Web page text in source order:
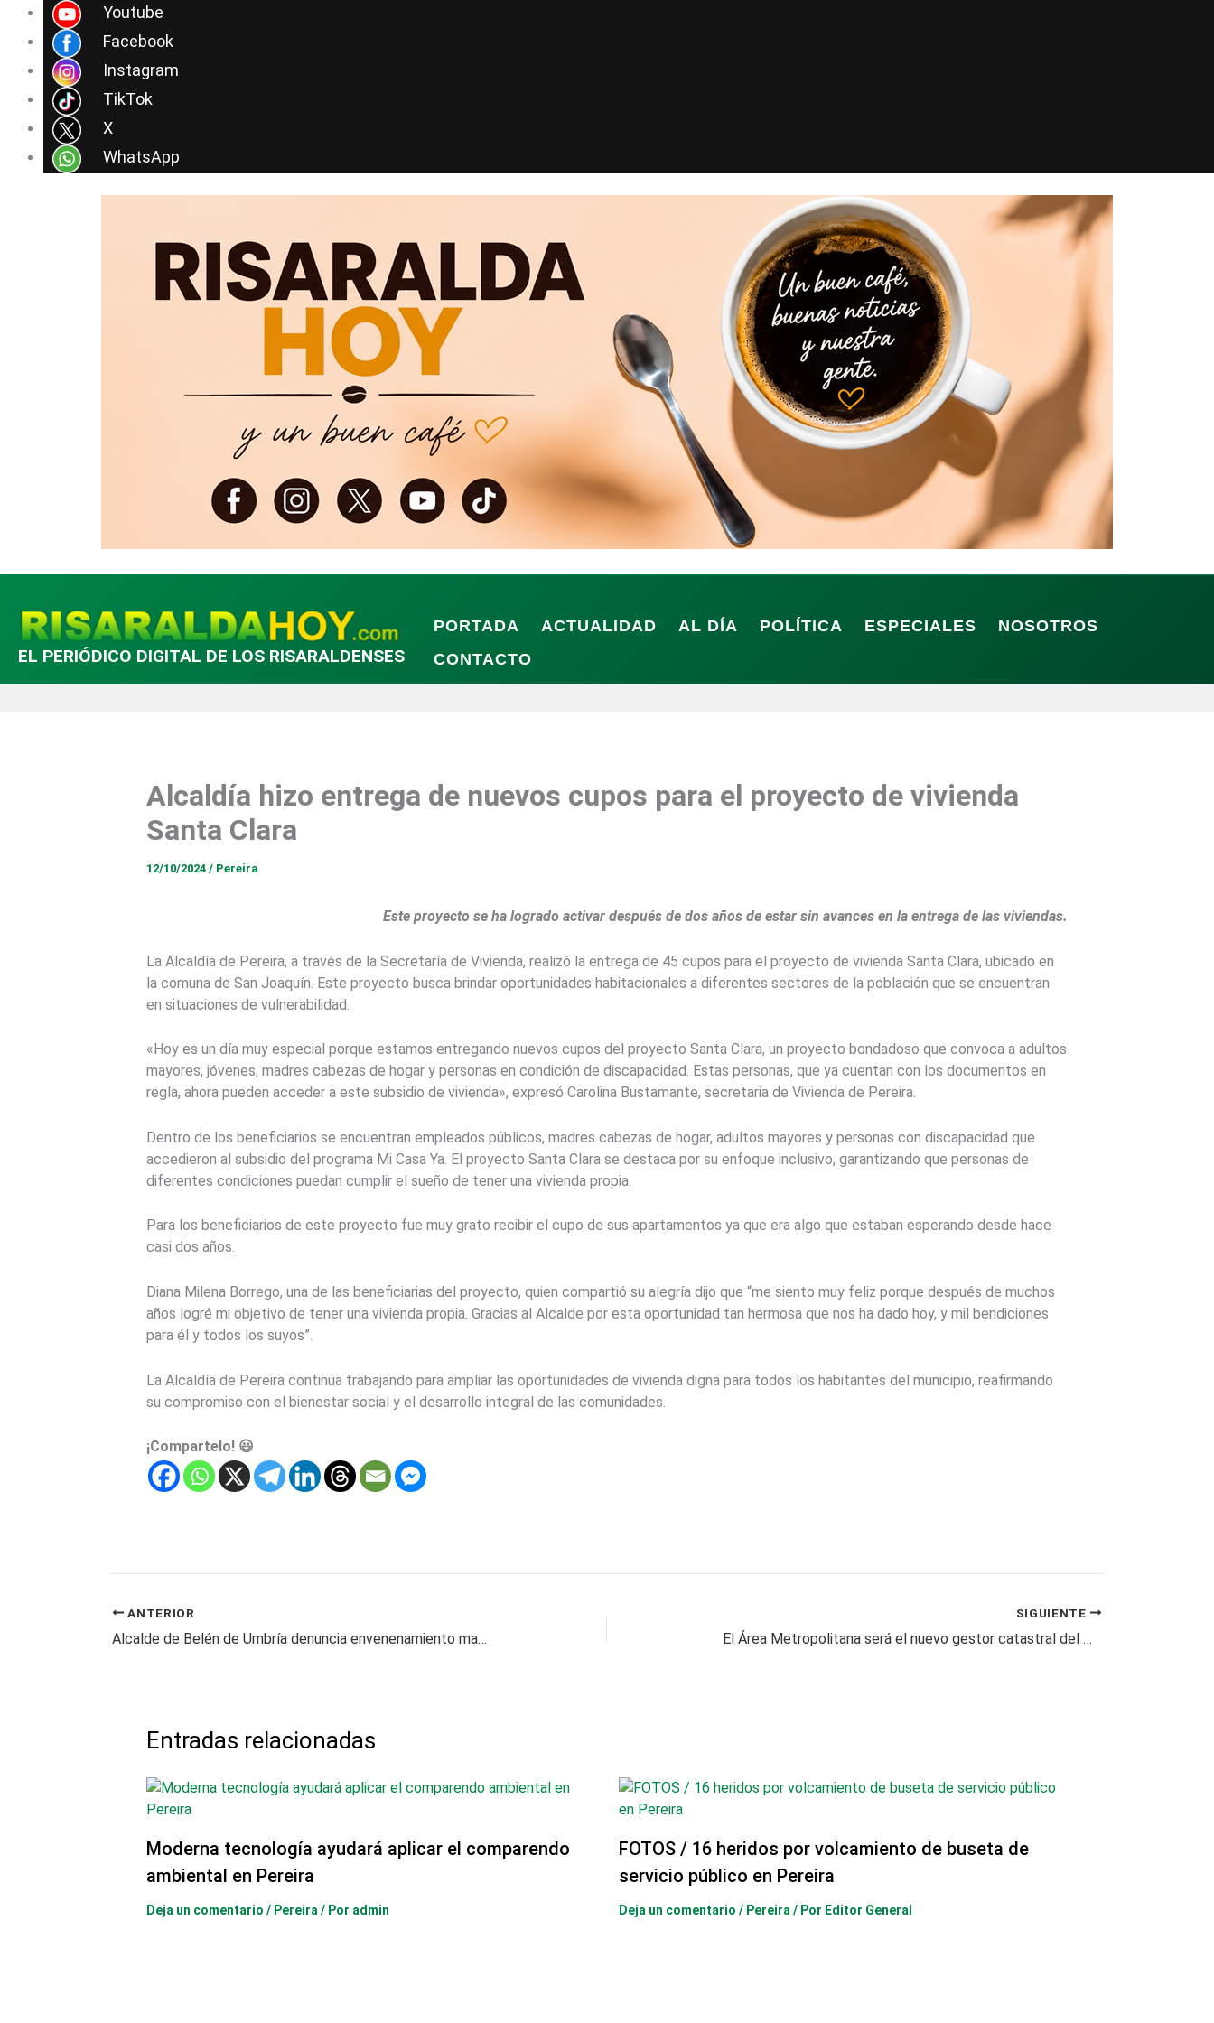
Youtube
Facebook
Instagram
TikTok
X
WhatsApp
contenido
EL PERIÓDICO DIGITAL DE LOS RISARALDENSES
PORTADA ACTUALIDAD AL DÍA POLÍTICA ESPECIALES
NOSOTROS
CONTACTO
Alcaldía hizo entrega de nuevos cupos para el proyecto de vivienda
Santa Clara
12/10/2024 / Pereira
Este proyecto se ha logrado activar después de dos años de estar sin avances en la entrega de las viviendas.
La Alcaldía de Pereira, a través de la Secretaría de Vivienda, realizó la entrega de 45 cupos para el proyecto de vivienda Santa Clara, ubicado en
la comuna de San Joaquín. Este proyecto busca brindar oportunidades habitacionales a diferentes sectores de la población que se encuentran
en situaciones de vulnerabilidad.
«Hoy es un día muy especial porque estamos entregando nuevos cupos del proyecto Santa Clara, un proyecto bondadoso que convoca a adultos
mayores, jóvenes, madres cabezas de hogar y personas en condición de discapacidad. Estas personas, que ya cuentan con los documentos en
regla, ahora pueden acceder a este subsidio de vivienda», expresó Carolina Bustamante, secretaria de Vivienda de Pereira.
Dentro de los beneficiarios se encuentran empleados públicos, madres cabezas de hogar, adultos mayores y personas con discapacidad que
accedieron al subsidio del programa Mi Casa Ya. El proyecto Santa Clara se destaca por su enfoque inclusivo, garantizando que personas de
diferentes condiciones puedan cumplir el sueño de tener una vivienda propia.
Para los beneficiarios de este proyecto fue muy grato recibir el cupo de sus apartamentos ya que era algo que estaban esperando desde hace
casi dos años.
Diana Milena Borrego, una de las beneficiarias del proyecto, quien compartió su alegría dijo que “me siento muy feliz porque después de muchos
años logré mi objetivo de tener una vivienda propia. Gracias al Alcalde por esta oportunidad tan hermosa que nos ha dado hoy, y mil bendiciones
para él y todos los suyos”.
La Alcaldía de Pereira continúa trabajando para ampliar las oportunidades de vivienda digna para todos los habitantes del municipio, reafirmando
su compromiso con el bienestar social y el desarrollo integral de las comunidades.
¡Compartelo! 😃
ANTERIOR
Alcalde de Belén de Umbría denuncia envenenamiento masivo de mascotas
SIGUIENTE
El Área Metropolitana será el nuevo gestor catastral del municipio de La Virginia
Entradas relacionadas
Moderna tecnología ayudará aplicar el comparendo
ambiental en Pereira
Deja un comentario / Pereira / Por admin
FOTOS / 16 heridos por volcamiento de buseta de
servicio público en Pereira
Deja un comentario / Pereira / Por Editor General